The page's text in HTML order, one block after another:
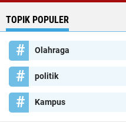
TOPIK POPULER
Olahraga
politik
Kampus